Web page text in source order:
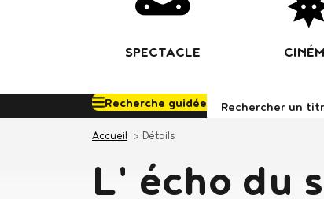
SPECTACLE
Recherche guidée
Accueil Détails
L' écho du